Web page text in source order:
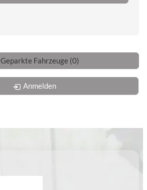
Geparkte Fahrzeuge (0)
Anmelden